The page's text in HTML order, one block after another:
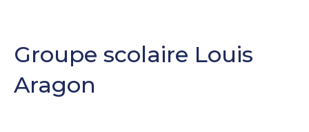
Groupe scolaire Louis
Aragon